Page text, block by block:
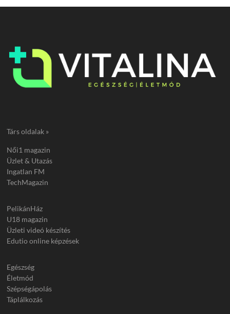
Társ oldalak »
Női1 magazin
Üzlet & Utazás
Ingatlan FM
TechMagazin
PelikánHáz
U18 magazin
Üzleti videó készítés
Edutio online képzések
Egészség
Életmód
Szépségápolás
Táplálkozás